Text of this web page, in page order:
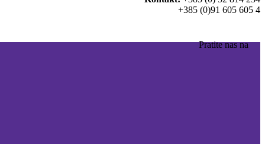
+385 (0)91 605 605 4
Pratite nas na